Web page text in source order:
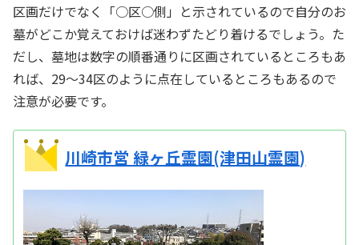
区画だけでなく「○区○側」と示されているので自分のお
墓がどこか覚えておけば迷わずたどり着けるでしょう。た
だし、墓地は数字の順番通りに区画されているところもあ
れば、29〜34区のように点在しているところもあるので
注意が必要です。
川崎市営 緑ヶ丘霊園(津田山霊園)